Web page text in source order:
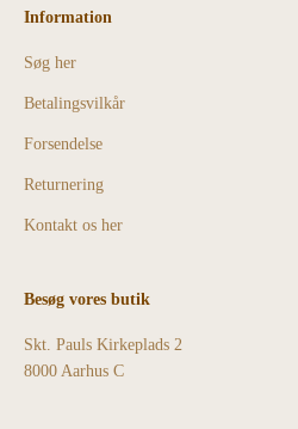
Information
Søg her
Betalingsvilkår
Forsendelse
Returnering
Kontakt os her
Besøg vores butik
Skt. Pauls Kirkeplads 2
8000 Aarhus C